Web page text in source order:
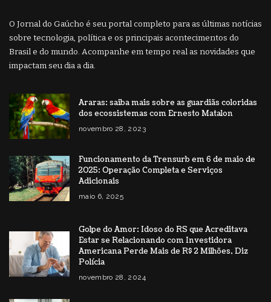
O Jornal do Gaúcho é seu portal completo para as últimas notícias
sobre tecnologia, política e os principais acontecimentos do
Brasil e do mundo. Acompanhe em tempo real as novidades que
impactam seu dia a dia.
Araras: saiba mais sobre as guardiãs coloridas
dos ecossistemas com Ernesto Matalon
novembro 28, 2023
Funcionamento da Trensurb em 6 de maio de
2025: Operação Completa e Serviços
Adicionais
maio 6, 2025
Golpe do Amor: Idoso do RS que Acreditava
Estar se Relacionando com Investidora
Americana Perde Mais de R$ 2 Milhões, Diz
Polícia
novembro 28, 2024